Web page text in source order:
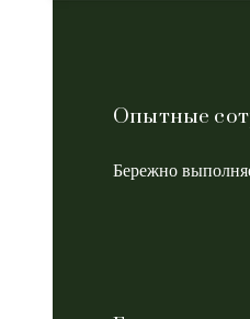
Опытные
Бережно